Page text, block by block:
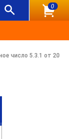
0
число 5.3.1 от 20